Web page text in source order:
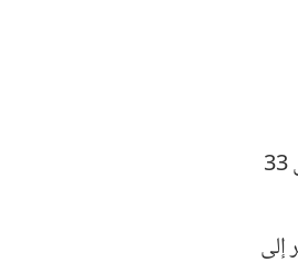
بنسبة تصل من 10% إلى 33
إلى